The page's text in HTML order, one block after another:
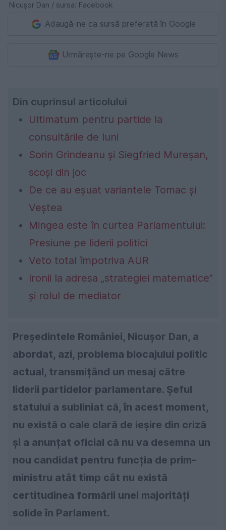
Nicușor Dan / sursa: Facebook
Adaugă-ne ca sursă preferată în Google
Urmărește-ne pe Google News
Din cuprinsul articolului
Ultimatum pentru partide la
consultările de luni
Sorin Grindeanu și Siegfried Mureșan,
scoși din joc
De ce au eșuat variantele Tomac și
Veștea
Mingea este în curtea Parlamentului:
Presiune pe liderii politici
Veto total împotriva AUR
Ironii la adresa „strategiei matematice”
și rolul de mediator
Președintele României, Nicușor Dan, a
abordat, azi, problema blocajului politic
actual, transmițând un mesaj către
liderii partidelor parlamentare. Șeful
statului a subliniat că, în acest moment,
nu există o cale clară de ieșire din criză
și a anunțat oficial că nu va desemna un
nou candidat pentru funcția de prim-
ministru atât timp cât nu există
certitudinea formării unei majorități
solide în Parlament.